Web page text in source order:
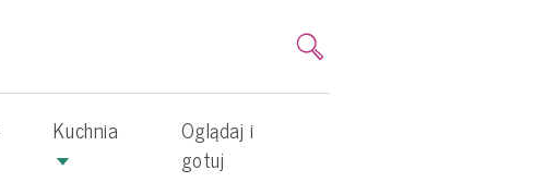
Kuchnia
Oglądaj i
gotuj